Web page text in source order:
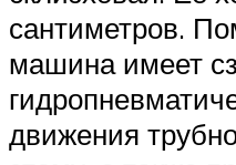
сантиметров.
машина имеет
движения